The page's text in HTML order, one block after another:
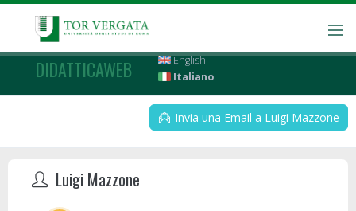
DIDATTICAWEB
English
Italiano
Invia una Email a Luigi Mazzone
Luigi Mazzone